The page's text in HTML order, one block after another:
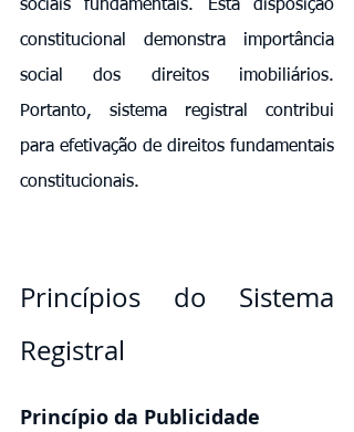
sociais fundamentais. Esta disposição
constitucional demonstra importância
social dos direitos imobiliários.
Portanto, sistema registral contribui
para efetivação de direitos fundamentais
constitucionais.
Princípios do Sistema
Registral
Princípio da Publicidade